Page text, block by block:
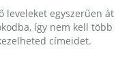
leveleket egyszerűen át
így nem kell több
címeidet.